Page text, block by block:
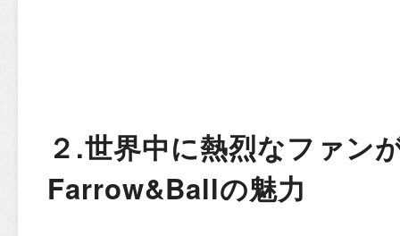
２.世界中に熱烈なファン
Farrow&Ballの魅力